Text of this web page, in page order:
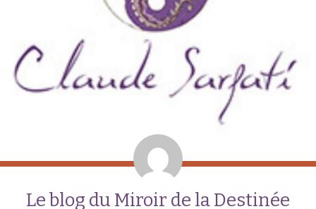
Le blog du Miroir de la Destinée